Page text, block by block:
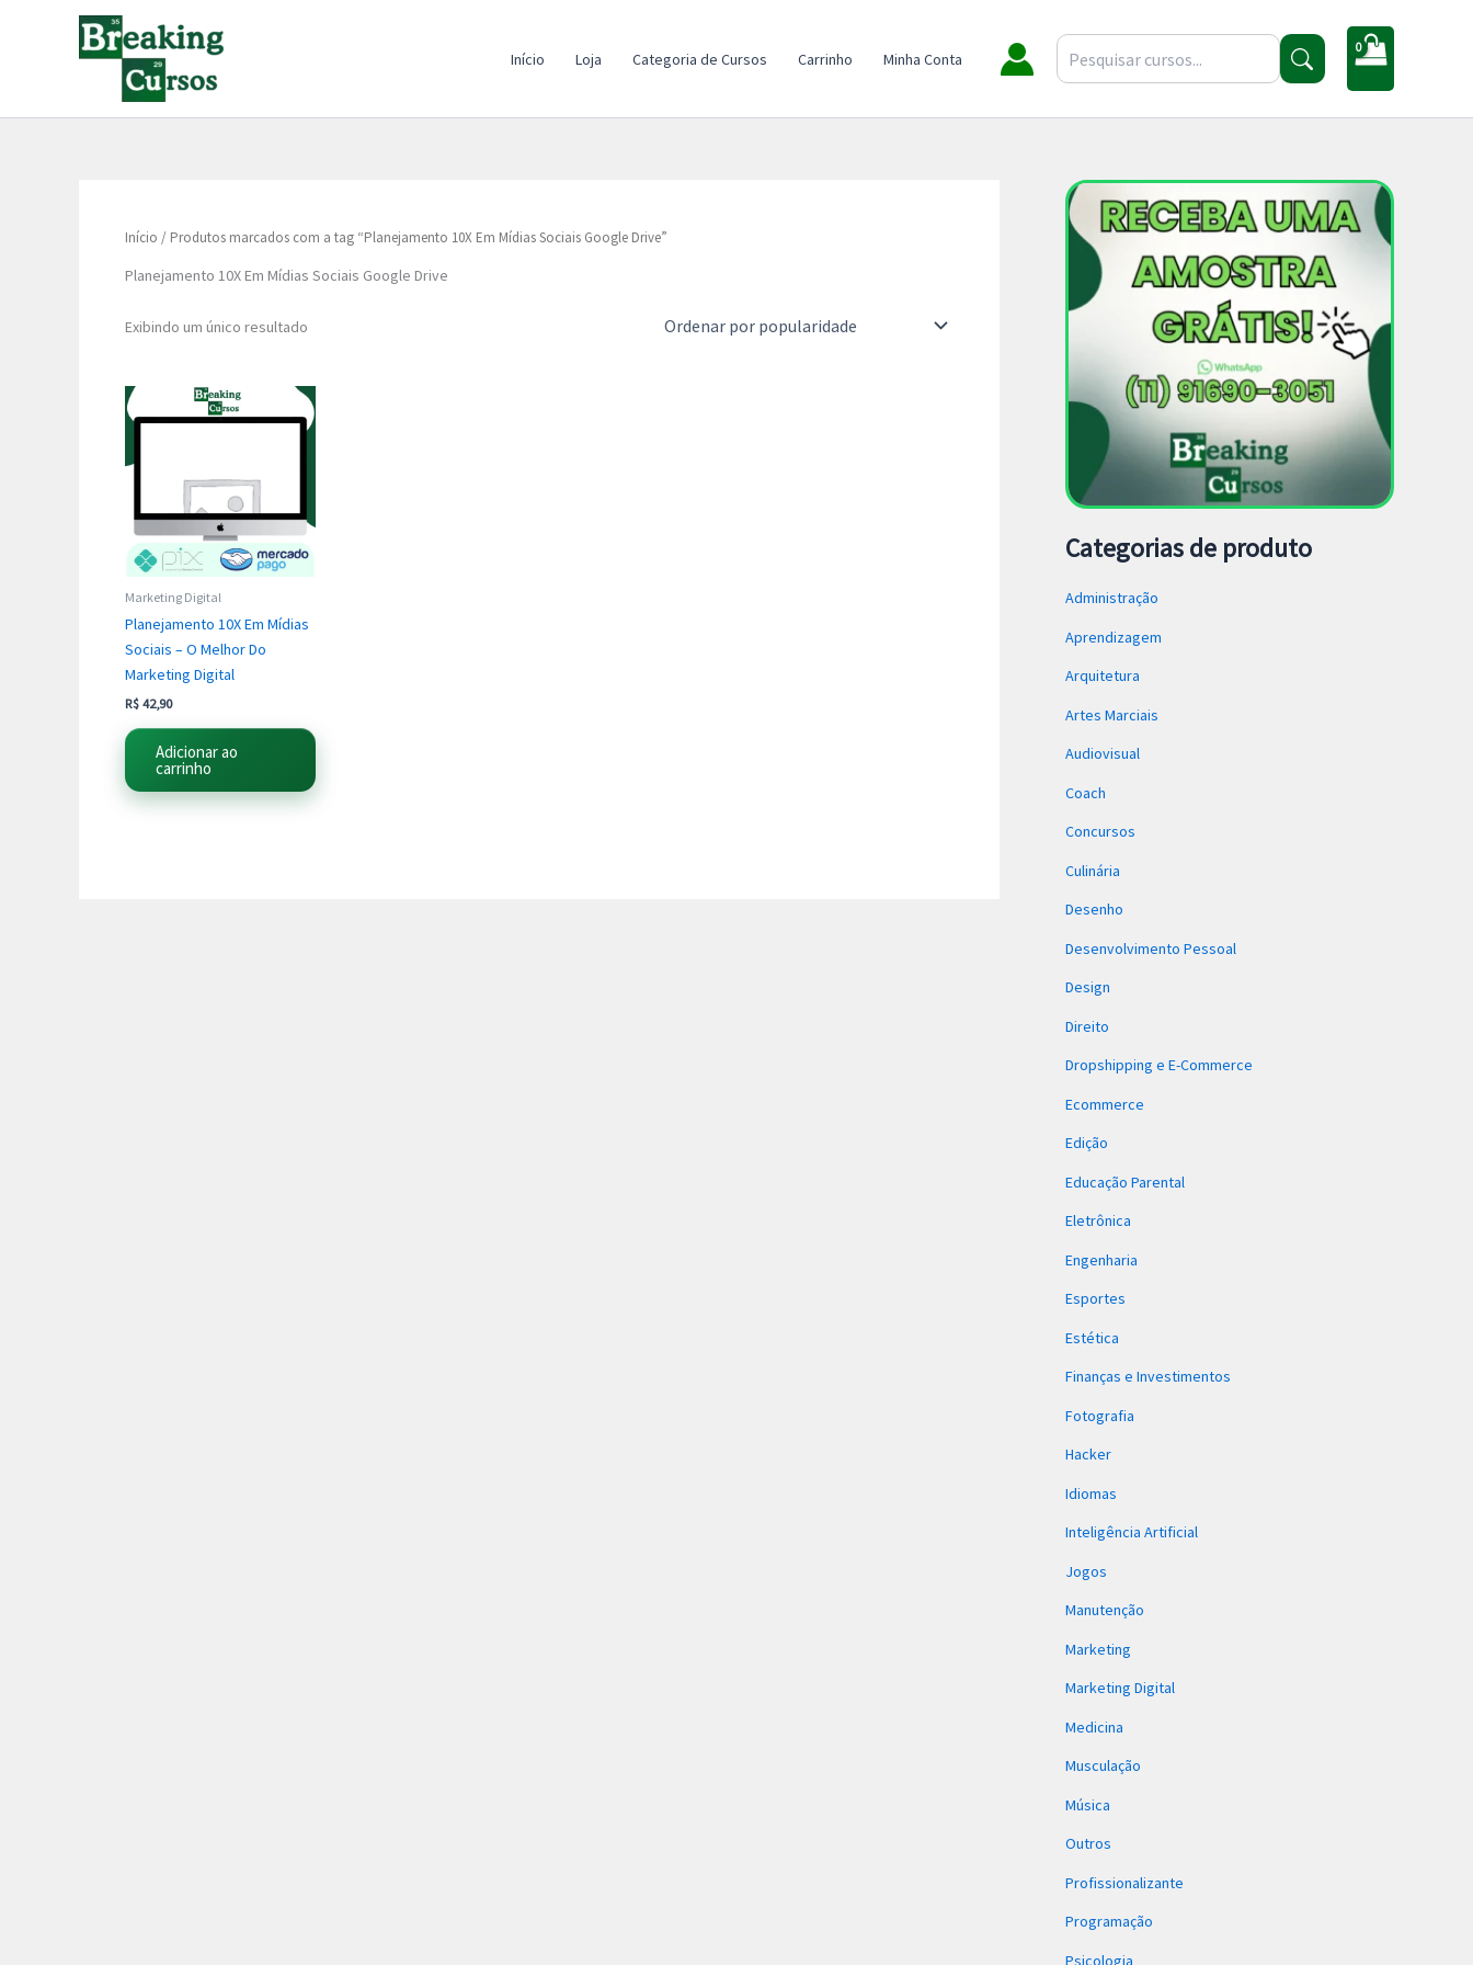
Início Loja Categoria de Cursos Carrinho Minha Conta
Início / Produtos marcados com a tag “Planejamento 10X Em Mídias Sociais Google Drive”
Planejamento 10X Em Mídias Sociais Google Drive
Exibindo um único resultado
Marketing Digital
Planejamento 10X Em Mídias
Sociais – O Melhor Do
Marketing Digital
R$ 42,90
Adicionar ao
carrinho
Categorias de produto
Administração
Aprendizagem
Arquitetura
Artes Marciais
Audiovisual
Coach
Concursos
Culinária
Desenho
Desenvolvimento Pessoal
Design
Direito
Dropshipping e E-Commerce
Ecommerce
Edição
Educação Parental
Eletrônica
Engenharia
Esportes
Estética
Finanças e Investimentos
Fotografia
Hacker
Idiomas
Inteligência Artificial
Jogos
Manutenção
Marketing
Marketing Digital
Medicina
Musculação
Música
Outros
Profissionalizante
Programação
Psicologia